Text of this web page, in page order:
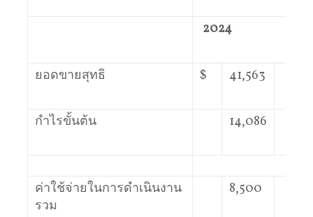
2024
ยอดขายสุทธิ $ 41,563
กำไรขั้นต้น 14,086
ค่าใช้จ่ายในการดำเนินงาน
รวม
8,500